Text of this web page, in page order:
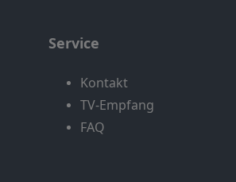
Service
Kontakt
TV-Empfang
FAQ